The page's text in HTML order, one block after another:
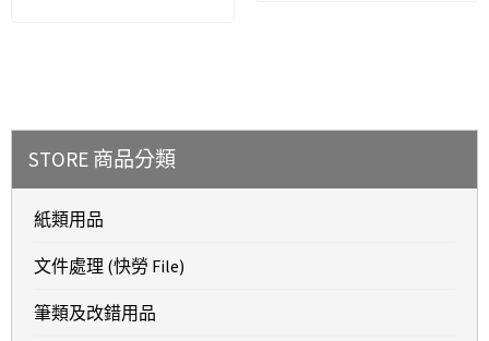
STORE 商品分類
紙類用品
文件處理 (快勞 File)
筆類及改錯用品